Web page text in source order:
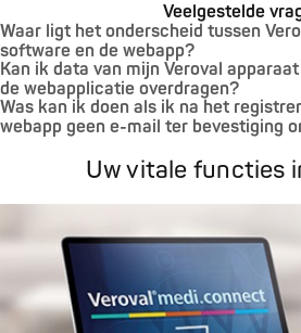
Veelgestelde
Waar ligt het onderscheid tussen
software en de webapp?
Kan ik data van mijn Veroval
de webapplicatie overdragen?
Was kan ik doen als ik na het
webapp geen e-mail ter bevestiging
Uw vitale functies